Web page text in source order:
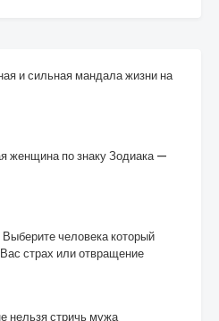
и сильная мандала жизни на
женщина по знаку Зодиака —
человека который
страх или отвращение
нельзя стричь мужа